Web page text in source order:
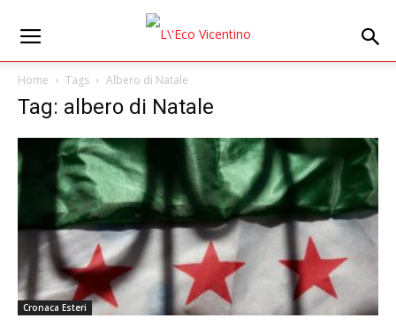
Home Tags Albero di Natale
Tag: albero di Natale
Cronaca Esteri